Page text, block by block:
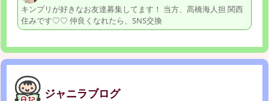
キンプリが好きなお友達募集してます！ 当方、髙橋海人担 関西
住みです♡♡ 仲良くなれたら、SNS交換
ジャニラブログ